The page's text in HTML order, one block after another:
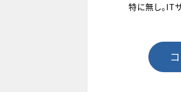
特に無し。IT